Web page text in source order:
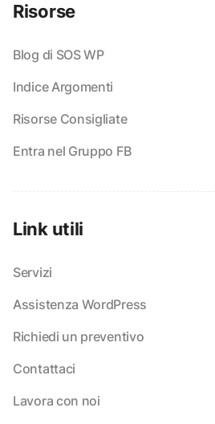
Risorse
Blog di SOS WP
Indice Argomenti
Risorse Consigliate
Entra nel Gruppo FB
Link utili
Servizi
Assistenza WordPress
Richiedi un preventivo
Contattaci
Lavora con noi